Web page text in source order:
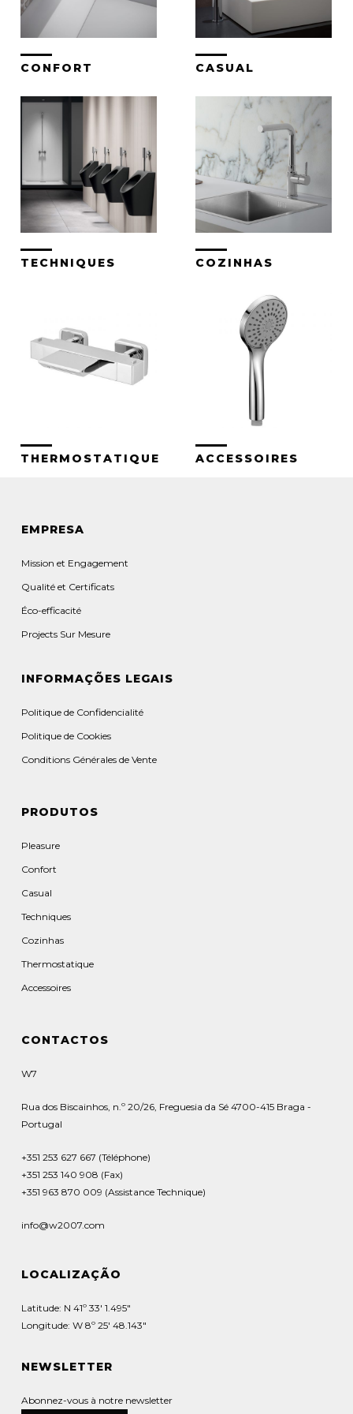
CONFORT CASUAL
TECHNIQUES COZINHAS
THERMOSTATIQUE ACCESSOIRES
EMPRESA
Mission et Engagement
Qualité et Certificats
Éco-efficacité
Projects Sur Mesure
INFORMAÇÕES LEGAIS
Politique de Confidencialité
Politique de Cookies
Conditions Générales de Vente
PRODUTOS
Pleasure
Confort
Casual
Techniques
Cozinhas
Thermostatique
Accessoires
CONTACTOS
W7
Rua dos Biscainhos, n.º 20/26, Freguesia da Sé 4700-415 Braga -
Portugal
+351 253 627 667 (Téléphone)
+351 253 140 908 (Fax)
+351 963 870 009 (Assistance Technique)
info@w2007.com
LOCALIZAÇÃO
Latitude: N 41º 33' 1.495"
Longitude: W 8º 25' 48.143"
NEWSLETTER
Abonnez-vous à notre newsletter